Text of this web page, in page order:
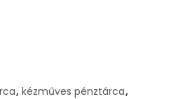
, kézműves pénztárca,